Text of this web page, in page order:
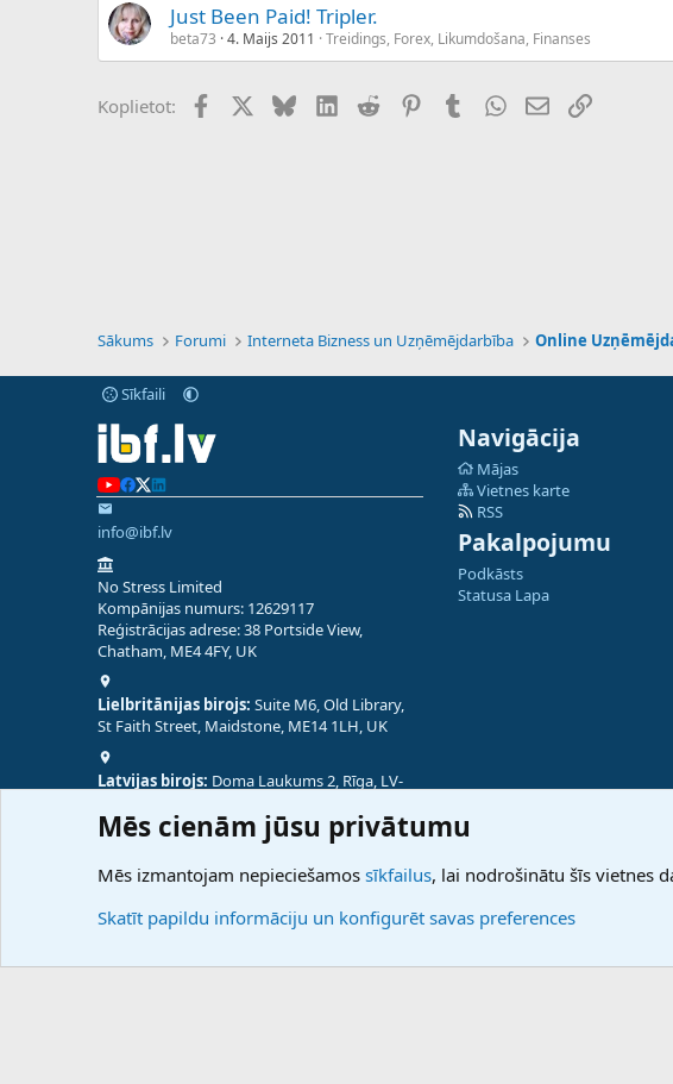
Just Been Paid! Tripler.
beta73 4. Maijs 2011 Treidings, Forex, Likumdošana, Finanses
Koplietot: FacebookX (Twitter)
BlueskyLinkedIn
Reddit PinterestTumblrWhatsApp
E-pastsSaiti
Sākums Forumi Interneta Bizness un Uzņēmējdarbība
Sīkfaili
info@ibf.lv
No Stress Limited
Kompānijas numurs: 12629117
Reģistrācijas adrese: 38 Portside View,
Chatham, ME4 4FY, UK
Lielbritānijas birojs: Suite M6, Old Library,
St Faith Street, Maidstone, ME14 1LH, UK
Latvijas birojs: Doma Laukums 2, Rīga, LV-
Navigācija
Mājas
Vietnes karte
RSS
Pakalpojumu
Podkāsts
Statusa Lapa
Mēs cienām jūsu privātumu
Mēs izmantojam nepieciešamos sīkfailus, lai nodrošinātu šīs vietnes
Skatīt papildu informāciju un konfigurēt savas preferences